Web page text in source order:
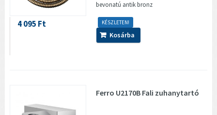
bevonatú antik bronz
KÉSZLETEN!
4 095 Ft
Kosárba
Ferro U2170B Fali zuhanytartó